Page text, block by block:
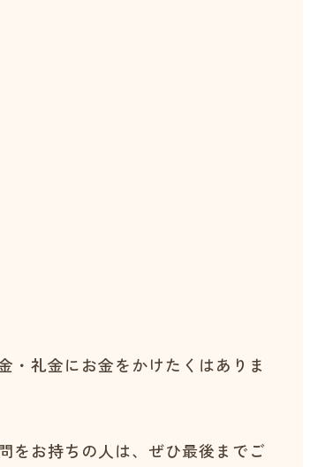
・礼金にお金をかけたくはありま
をお持ちの人は、ぜひ最後までご